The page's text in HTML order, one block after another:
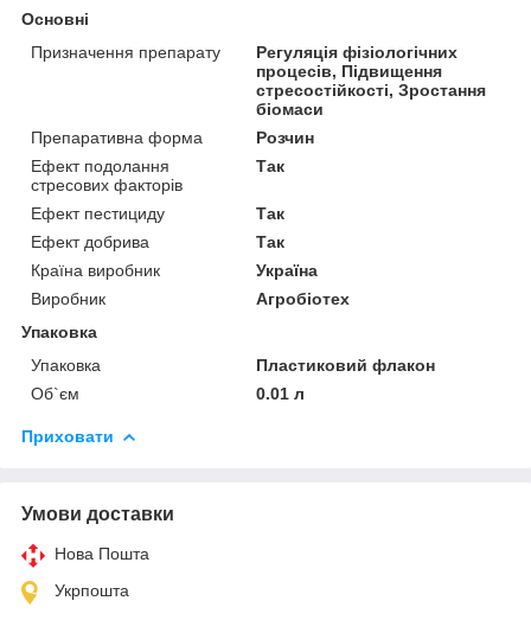
Основні
Призначення препарату
Регуляція фізіологічних
процесів, Підвищення
стресостійкості, Зростання
біомаси
Препаративна форма
Розчин
Ефект подолання
стресових факторів
Так
Ефект пестициду
Так
Ефект добрива
Так
Країна виробник
Україна
Виробник
Агробіотех
Упаковка
Упаковка
Пластиковий флакон
Об`єм
0.01 л
Приховати
Умови доставки
Нова Пошта
Укрпошта